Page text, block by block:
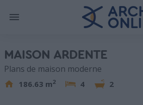
MAISON ARDENTE
Plans de maison moderne
186.63 m2 4 2